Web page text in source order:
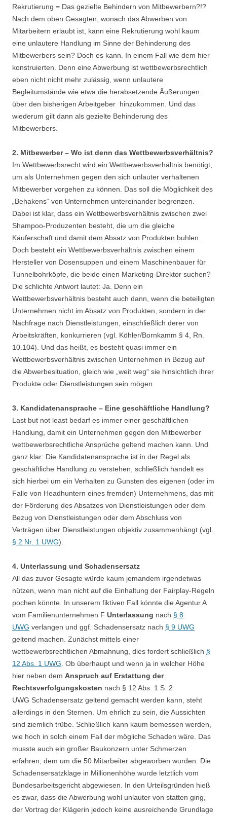
Rekrutierung = Das gezielte Behindern von Mitbewerbern?!?
Nach dem oben Gesagten, wonach das Abwerben von
Mitarbeitern erlaubt ist, kann eine Rekrutierung wohl kaum
eine unlautere Handlung im Sinne der Behinderung des
Mitbewerbers sein? Doch es kann. In einem Fall wie dem hier
konstruierten. Denn eine Abwerbung ist wettbewerbsrechtlich
eben nicht nicht mehr zulässig, wenn unlautere
Begleitumstände wie etwa die herabsetzende Äußerungen
über den bisherigen Arbeitgeber hinzukommen. Und das
wiederum gilt dann als gezielte Behinderung des
Mitbewerbers.
2. Mitbewerber – Wo ist denn das Wettbewerbsverhältnis?
Im Wettbewerbsrecht wird ein Wettbewerbsverhältnis benötigt,
um als Unternehmen gegen den sich unlauter verhaltenen
Mitbewerber vorgehen zu können. Das soll die Möglichkeit des
„Behakens“ von Unternehmen untereinander begrenzen.
Dabei ist klar, dass ein Wettbewerbsverhältnis zwischen zwei
Shampoo-Produzenten besteht, die um die gleiche
Käuferschaft und damit dem Absatz von Produkten buhlen.
Doch besteht ein Wettbewerbsverhältnis zwischen einem
Hersteller von Dosensuppen und einem Maschinenbauer für
Tunnelbohrköpfe, die beide einen Marketing-Direktor suchen?
Die schlichte Antwort lautet: Ja. Denn ein
Wettbewerbsverhältnis besteht auch dann, wenn die beteiligten
Unternehmen nicht im Absatz von Produkten, sondern in der
Nachfrage nach Dienstleistungen, einschließlich derer von
Arbeitskräften, konkurrieren (vgl. Köhler/Bornkamm § 4, Rn.
10.104). Und das heißt, es besteht quasi immer ein
Wettbewerbsverhältnis zwischen Unternehmen in Bezug auf
die Abwerbesituation, gleich wie „weit weg“ sie hinsichtlich ihrer
Produkte oder Dienstleistungen sein mögen.
3. Kandidatenansprache – Eine geschäftliche Handlung?
Last but not least bedarf es immer einer geschäftlichen
Handlung, damit ein Unternehmen gegen den Mitbewerber
wettbewerbsrechtliche Ansprüche geltend machen kann. Und
ganz klar: Die Kandidatenansprache ist in der Regel als
geschäftliche Handlung zu verstehen, schließlich handelt es
sich hierbei um ein Verhalten zu Gunsten des eigenen (oder im
Falle von Headhuntern eines fremden) Unternehmens, das mit
der Förderung des Absatzes von Dienstleistungen oder dem
Bezug von Dienstleistungen oder dem Abschluss von
Verträgen über Dienstleistungen objektiv zusammenhängt (vgl.
§ 2 Nr. 1 UWG).
4. Unterlassung und Schadensersatz
All das zuvor Gesagte würde kaum jemandem irgendetwas
nützen, wenn man nicht auf die Einhaltung der Fairplay-Regeln
pochen könnte. In unserem fiktiven Fall könnte die Agentur A
vom Familienunternehmen F Unterlassung nach § 8
UWG verlangen und ggf. Schadensersatz nach § 9 UWG
geltend machen. Zunächst mittels einer
wettbewerbsrechtlichen Abmahnung, dies fordert schließlich §
12 Abs. 1 UWG . Ob überhaupt und wenn ja in welcher Höhe
hier neben dem Anspruch auf Erstattung der
Rechtsverfolgungskosten nach § 12 Abs. 1 S. 2
UWG Schadensersatz geltend gemacht werden kann, steht
allerdings in den Sternen. Um ehrlich zu sein, die Aussichten
sind ziemlich trübe. Schließlich kann kaum bemessen werden,
wie hoch in solch einem Fall der mögliche Schaden wäre. Das
musste auch ein großer Baukonzern unter Schmerzen
erfahren, dem um die 50 Mitarbeiter abgeworben wurden. Die
Schadensersatzklage in Millionenhöhe wurde letztlich vom
Bundesarbeitsgericht abgewiesen. In den Urteilsgründen hieß
es zwar, dass die Abwerbung wohl unlauter von statten ging,
der Vortrag der Klägerin jedoch keine ausreichende Grundlage